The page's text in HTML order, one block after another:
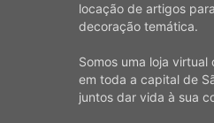
locação de artigos
decoração temática.
Somos uma loja
em toda a capital de
juntos dar vida à sua